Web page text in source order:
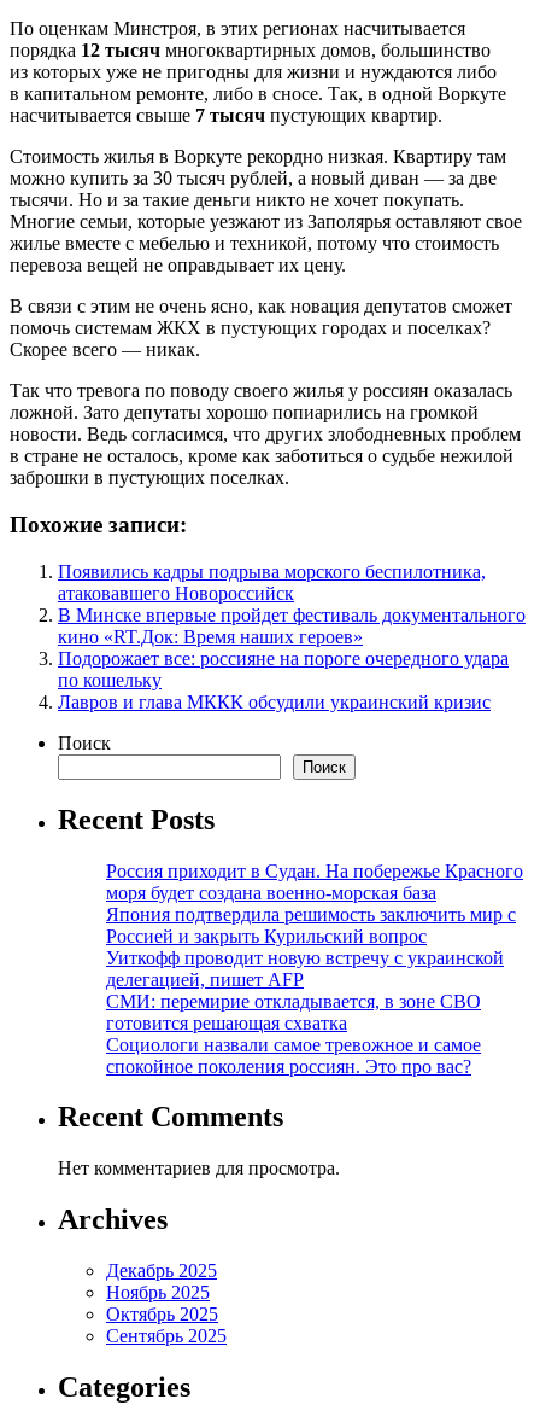
По оценкам Минстроя, в этих регионах насчитывается
порядка 12 тысяч многоквартирных домов, большинство
из которых уже не пригодны для жизни и нуждаются либо
в капитальном ремонте, либо в сносе. Так, в одной Воркуте
насчитывается свыше 7 тысяч пустующих квартир.
Стоимость жилья в Воркуте рекордно низкая. Квартиру там
можно купить за 30 тысяч рублей, а новый диван — за две
тысячи. Но и за такие деньги никто не хочет покупать.
Многие семьи, которые уезжают из Заполярья оставляют свое
жилье вместе с мебелью и техникой, потому что стоимость
перевоза вещей не оправдывает их цену.
В связи с этим не очень ясно, как новация депутатов сможет
помочь системам ЖКХ в пустующих городах и поселках?
Скорее всего — никак.
Так что тревога по поводу своего жилья у россиян оказалась
ложной. Зато депутаты хорошо попиарились на громкой
новости. Ведь согласимся, что других злободневных проблем
в стране не осталось, кроме как заботиться о судьбе нежилой
заброшки в пустующих поселках.
Похожие записи:
Появились кадры подрыва морского беспилотника,
атаковавшего Новороссийск
В Минске впервые пройдет фестиваль документального
кино «RT.Док: Время наших героев»
Подорожает все: россияне на пороге очередного удара
по кошельку
Лавров и глава МККК обсудили украинский кризис
Поиск
Поиск
Recent Posts
Россия приходит в Судан. На побережье Красного
моря будет создана военно-морская база
Япония подтвердила решимость заключить мир с
Россией и закрыть Курильский вопрос
Уиткофф проводит новую встречу с украинской
делегацией, пишет AFP
СМИ: перемирие откладывается, в зоне СВО
готовится решающая схватка
Социологи назвали самое тревожное и самое
спокойное поколения россиян. Это про вас?
Recent Comments
Нет комментариев для просмотра.
Archives
Декабрь 2025
Ноябрь 2025
Октябрь 2025
Сентябрь 2025
Categories